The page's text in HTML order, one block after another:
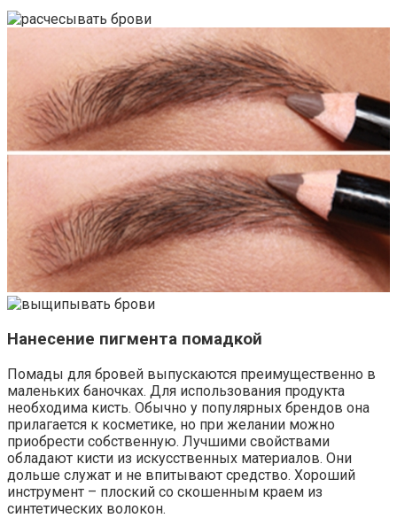
Нанесение пигмента помадкой
Помады для бровей выпускаются преимущественно в
маленьких баночках. Для использования продукта
необходима кисть. Обычно у популярных брендов она
прилагается к косметике, но при желании можно
приобрести собственную. Лучшими свойствами
обладают кисти из искусственных материалов. Они
дольше служат и не впитывают средство. Хороший
инструмент – плоский со скошенным краем из
синтетических волокон.